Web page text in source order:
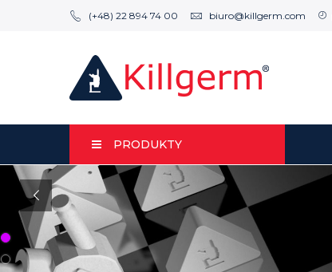
(+48) 22 894 74 00 biuro@killgerm.com
PRODUKTY